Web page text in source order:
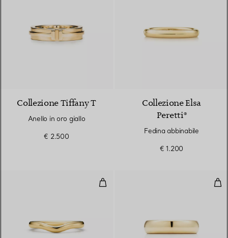
Collezione Tiffany T
Anello in oro giallo
€ 2.500
Collezione Elsa
Peretti®
Fedina abbinabile
€ 1.200
Fede nuziale